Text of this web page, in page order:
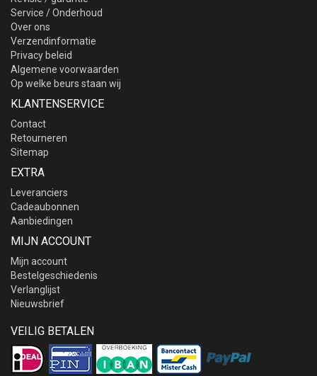
Service / Onderhoud
Over ons
Verzendinformatie
Privacy beleid
Algemene voorwaarden
Op welke beurs staan wij
KLANTENSERVICE
Contact
Retourneren
Sitemap
EXTRA
Leveranciers
Cadeaubonnen
Aanbiedingen
MIJN ACCOUNT
Mijn account
Bestelgeschiedenis
Verlanglijst
Nieuwsbrief
VEILIG BETALEN